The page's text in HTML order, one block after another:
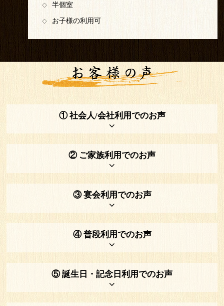
◇ 半個室
◇ お子様の利用可
① 社会人/会社利用でのお声
② ご家族利用でのお声
③ 宴会利用でのお声
④ 普段利用でのお声
⑤ 誕生日・記念日利用でのお声